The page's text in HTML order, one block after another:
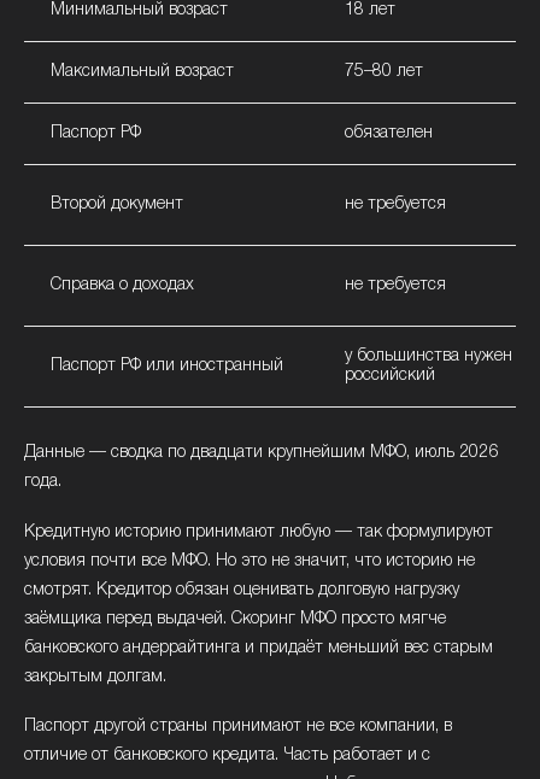
Минимальный возраст 18 лет
Максимальный возраст 75–80 лет
Паспорт РФ обязателен
Второй документ не требуется
Справка о доходах не требуется
Паспорт РФ или иностранный
у большинства нужен
российский
Данные — сводка по двадцати крупнейшим МФО, июль 2026
года.
Кредитную историю принимают любую — так формулируют
условия почти все МФО. Но это не значит, что историю не
смотрят. Кредитор обязан оценивать долговую нагрузку
заёмщика перед выдачей. Скоринг МФО просто мягче
банковского андеррайтинга и придаёт меньший вес старым
закрытым долгам.
Паспорт другой страны принимают не все компании, в
отличие от банковского кредита. Часть работает и с